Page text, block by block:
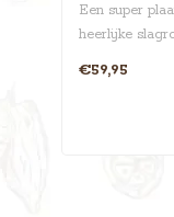
Een super
heerlijke
€59,95